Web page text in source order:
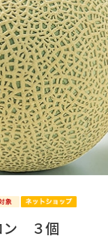
ン ３個